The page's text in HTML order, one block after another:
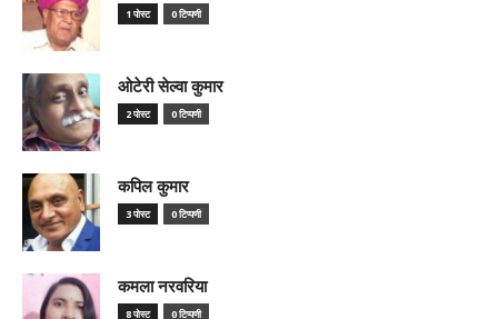
1 पोस्ट 0 टिप्पणी
ओटेरी सेल्वा कुमार
2 पोस्ट 0 टिप्पणी
कपिल कुमार
3 पोस्ट 0 टिप्पणी
कमला नरवरिया
8 पोस्ट 0 टिप्पणी